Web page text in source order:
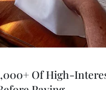
Of High-